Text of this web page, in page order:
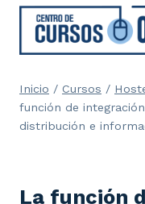
Saltar
contenido
Inicio / Cursos /
función de
distribución e
La función